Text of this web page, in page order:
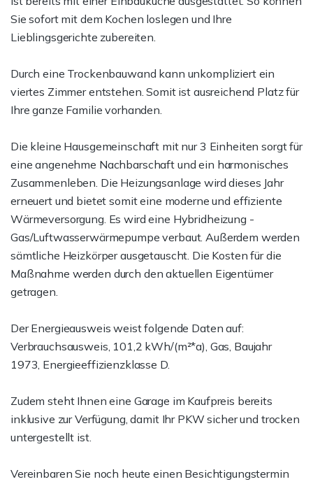
Sie sofort mit dem Kochen loslegen und Ihre
Lieblingsgerichte zubereiten.
Durch eine Trockenbauwand kann unkompliziert ein
viertes Zimmer entstehen. Somit ist ausreichend Platz für
Ihre ganze Familie vorhanden.
Die kleine Hausgemeinschaft mit nur 3 Einheiten sorgt für
eine angenehme Nachbarschaft und ein harmonisches
Zusammenleben. Die Heizungsanlage wird dieses Jahr
erneuert und bietet somit eine moderne und effiziente
Wärmeversorgung. Es wird eine Hybridheizung -
Gas/Luftwasserwärmepumpe verbaut. Außerdem werden
sämtliche Heizkörper ausgetauscht. Die Kosten für die
Maßnahme werden durch den aktuellen Eigentümer
getragen.
Der Energieausweis weist folgende Daten auf:
Verbrauchsausweis, 101,2 kWh/(m²*a), Gas, Baujahr
1973, Energieeffizienzklasse D.
Zudem steht Ihnen eine Garage im Kaufpreis bereits
inklusive zur Verfügung, damit Ihr PKW sicher und trocken
untergestellt ist.
Vereinbaren Sie noch heute einen Besichtigungstermin